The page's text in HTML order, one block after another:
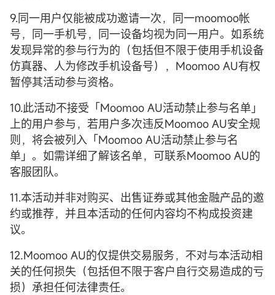
9.同一用户仅能被成功邀请一次，同一moomoo帐
号，同一手机号，同一设备均视为同一用户。如系统
发现异常的参与行为的（包括但不限于使用手机设备
仿真器、人为修改手机设备号），Moomoo AU有权
暂停其活动参与资格。
10.此活动不接受「Moomoo AU活动禁止参与名单」
上的用户参与，若用户多次违反Moomoo AU安全规
则，将会被列入「Moomoo AU活动禁止参与名
单」。如需详细了解该名单，可联系Moomoo AU的
客服团队。
11.本活动并非对购买、出售证券或其他金融产品的邀
约或推荐，并且本活动的任何内容均不构成投资建
议。
12.Moomoo AU的仅提供交易服务，不对与本活动相
关的任何损失（包括但不限于客户自行交易造成的亏
损）承担任何法律责任。